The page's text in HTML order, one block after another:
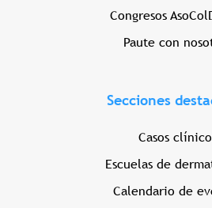
Congresos
Paute con
Secciones
Casos
Escuelas de
Calendario de